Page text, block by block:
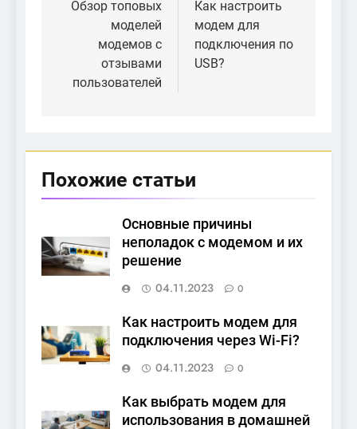
по
записям
Обзор топовых
моделей
модемов с
отзывами
пользователей
Как настроить
модем для
подключения по
USB?
Похожие статьи
Основные причины
неполадок с модемом и их
решение
04.11.2023
0
Как настроить модем для
подключения через Wi-Fi?
04.11.2023
0
Как выбрать модем для
использования в домашней